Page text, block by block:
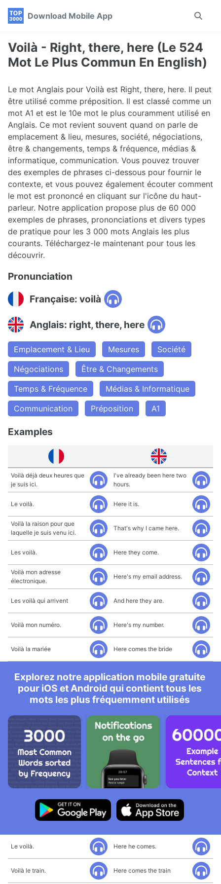
Skip
navigation
Skip
Skip
Download Mobile App
Toggle
Voilà - Right, there, here (Le 524
Mot Le Plus Commun En English)
Le mot Anglais pour Voilà est Right, there, here. Il peut
être utilisé comme préposition. Il est classé comme un
mot A1 et est le 10e mot le plus couramment utilisé en
Anglais. Ce mot revient souvent quand on parle de
emplacement & lieu, mesures, société, négociations,
être & changements, temps & fréquence, médias &
informatique, communication. Vous pouvez trouver
des exemples de phrases ci-dessous pour fournir le
contexte, et vous pouvez également écouter comment
le mot est prononcé en cliquant sur l'icône du haut-
parleur. Notre application propose plus de 60 000
exemples de phrases, prononciations et divers types
de pratique pour les 3 000 mots Anglais les plus
courants. Téléchargez-le maintenant pour tous les
découvrir.
Pronunciation
Française: voilà
Anglais: right, there, here
Emplacement & Lieu Mesures
Société
Négociations
Être & Changements
Temps & Fréquence
Médias & Informatique
Communication
Préposition A1
Examples
Voilà déjà deux heures que
je suis ici.
I've already been here two
hours.
Le voilà. Here it is.
Voilà la raison pour que
laquelle je suis venu ici.
That's why I came here.
Les voilà. Here they come.
Voilà mon adresse
électronique.
Here's my email address.
Les voilà qui arrivent And here they are.
Voilà mon numéro. Here's my number.
Voilà la mariée Here comes the bride
Explorez notre application mobile gratuite
pour iOS et Android qui contient tous les
mots les plus fréquemment utilisés
Le voilà. Here he comes.
Voilà le train. Here comes the train